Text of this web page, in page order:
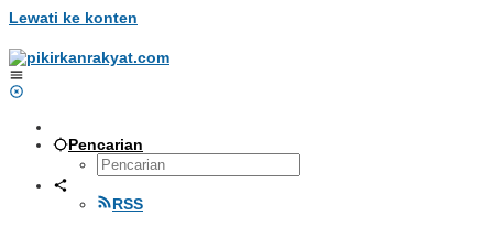
Lewati ke konten
Pencarian
RSS